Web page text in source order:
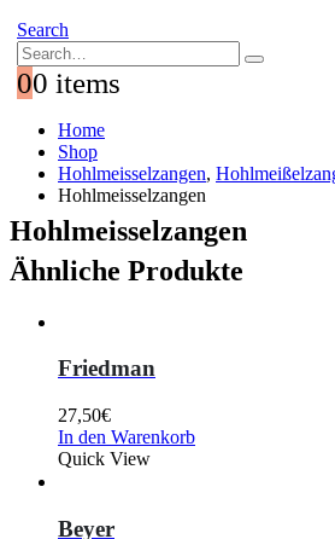
Search
00 items
Home
Shop
Hohlmeisselzangen,
Hohlmeisselzangen
Hohlmeisselzangen
Ähnliche Produkte
Friedman
27,50€
In den Warenkorb
Quick View
Beyer